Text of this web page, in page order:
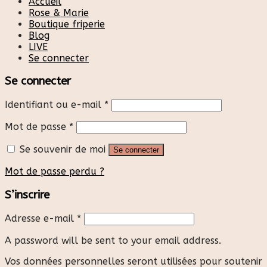
Rose & Marie
Boutique friperie
Blog
LIVE
Se connecter
Se connecter
Identifiant ou e-mail *
Mot de passe *
Se souvenir de moi
Se connecter
Mot de passe perdu ?
S’inscrire
Adresse e-mail *
A password will be sent to your email address.
Vos données personnelles seront utilisées pour soutenir